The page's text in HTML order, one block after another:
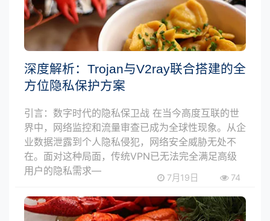
深度解析：Trojan与V2ray联合搭建的全
方位隐私保护方案
引言：数字时代的隐私保卫战 在当今高度互联的世
界中，网络监控和流量审查已成为全球性现象。从企
业数据泄露到个人隐私侵犯，网络安全威胁无处不
在。面对这种局面，传统VPN已无法完全满足高级
用户的隐私需求—
7月19日 74